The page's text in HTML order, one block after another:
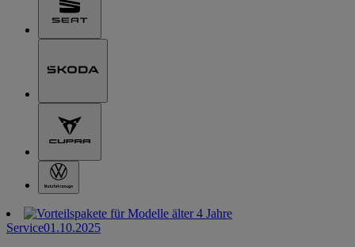
Service01.10.2025